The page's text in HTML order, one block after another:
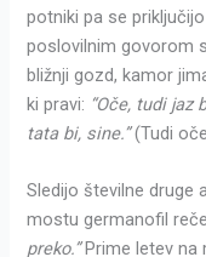
potniki pa se
poslovilnim govorom
bližnji gozd, kamor
ki pravi: “Oče, tudi jaz
tata bi, sine.”(Tudi
Sledijo številne druge
mostu germanofil
preko.”Prime letev na